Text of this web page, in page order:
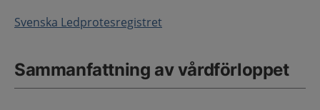
Svenska Ledprotesregistret
Sammanfattning av vårdförloppet